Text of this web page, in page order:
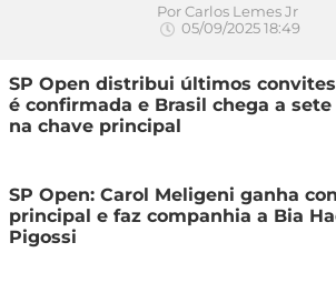
Por Carlos Lemes Jr
05/09/2025 18:49
SP Open distribui últimos
é confirmada e Brasil chega a
na chave principal
SP Open: Carol Meligeni ganha
principal e faz companhia a Bia
Pigossi